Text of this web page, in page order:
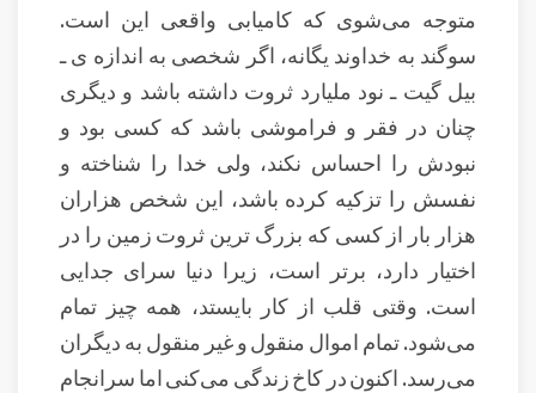
متوجه می‌شوی که کامیابی واقعی این است.
سوگند به خداوند یگانه، اگر شخصی به اندازه ی ـ
بیل گیت ـ نود ملیارد ثروت داشته باشد و دیگری
چنان در فقر و فراموشی باشد که کسی بود و
نبودش را احساس نکند، ولی خدا را شناخته و
نفسش را تزکیه کرده باشد، این شخص هزاران
هزار بار از کسی که بزرگ ترین ثروت زمین را در
اختیار دارد، برتر است، زیرا دنیا سرای جدایی
است. وقتی قلب از کار بایستد، همه چیز تمام
می‌شود. تمام اموال منقول و غیر منقول به دیگران
می‌رسد. اکنون در کاخ زندگی می‌کنی اما سرانجام